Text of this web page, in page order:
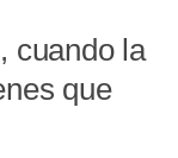
cuando la
que